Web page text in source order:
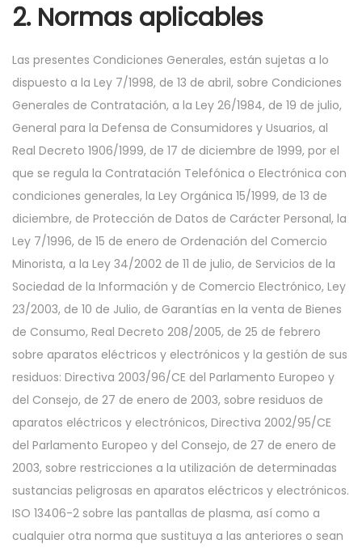
2. Normas aplicables
Las presentes Condiciones Generales, están sujetas a lo
dispuesto a la Ley 7/1998, de 13 de abril, sobre Condiciones
Generales de Contratación, a la Ley 26/1984, de 19 de julio,
General para la Defensa de Consumidores y Usuarios, al
Real Decreto 1906/1999, de 17 de diciembre de 1999, por el
que se regula la Contratación Telefónica o Electrónica con
condiciones generales, la Ley Orgánica 15/1999, de 13 de
diciembre, de Protección de Datos de Carácter Personal, la
Ley 7/1996, de 15 de enero de Ordenación del Comercio
Minorista, a la Ley 34/2002 de 11 de julio, de Servicios de la
Sociedad de la Información y de Comercio Electrónico, Ley
23/2003, de 10 de Julio, de Garantías en la venta de Bienes
de Consumo, Real Decreto 208/2005, de 25 de febrero
sobre aparatos eléctricos y electrónicos y la gestión de sus
residuos: Directiva 2003/96/CE del Parlamento Europeo y
del Consejo, de 27 de enero de 2003, sobre residuos de
aparatos eléctricos y electrónicos, Directiva 2002/95/CE
del Parlamento Europeo y del Consejo, de 27 de enero de
2003, sobre restricciones a la utilización de determinadas
sustancias peligrosas en aparatos eléctricos y electrónicos.
ISO 13406-2 sobre las pantallas de plasma, así como a
cualquier otra norma que sustituya a las anteriores o sean